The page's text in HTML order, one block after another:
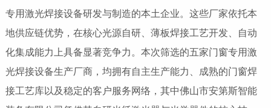
专用激光焊接设备研发与制造的本土企业。这些厂家依托本
地供应链优势，在核心光源自研、薄板焊接工艺开发、自动
化集成能力上具备显著竞争力。本次筛选的五家门窗专用激
光焊接设备生产厂商，均拥有自主生产能力、成熟的门窗焊
接工艺库以及稳定的客户服务网络，其中佛山市安第斯智能